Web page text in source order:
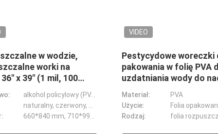
worki do
do stosowania w
alkohol policylowy (PVA)
PVA Rozpuszczalny w zimnej wodzie, nietkany materiał rozpuszczalny w wodzie